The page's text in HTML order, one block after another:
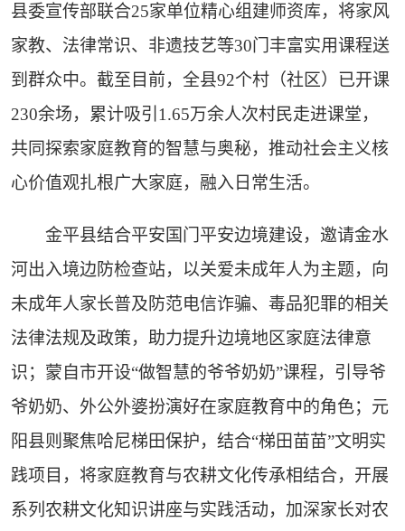
县委宣传部联合25家单位精心组建师资库，将家风
家教、法律常识、非遗技艺等30门丰富实用课程送
到群众中。截至目前，全县92个村（社区）已开课
230余场，累计吸引1.65万余人次村民走进课堂，
共同探索家庭教育的智慧与奥秘，推动社会主义核
心价值观扎根广大家庭，融入日常生活。
金平县结合平安国门平安边境建设，邀请金水
河出入境边防检查站，以关爱未成年人为主题，向
未成年人家长普及防范电信诈骗、毒品犯罪的相关
法律法规及政策，助力提升边境地区家庭法律意
识；蒙自市开设“做智慧的爷爷奶奶”课程，引导爷
爷奶奶、外公外婆扮演好在家庭教育中的角色；元
阳县则聚焦哈尼梯田保护，结合“梯田苗苗”文明实
践项目，将家庭教育与农耕文化传承相结合，开展
系列农耕文化知识讲座与实践活动，加深家长对农